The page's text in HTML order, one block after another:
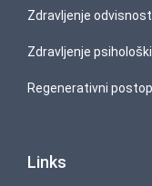
Zdravljenje
Zdravljenje
Regenerativni
Links